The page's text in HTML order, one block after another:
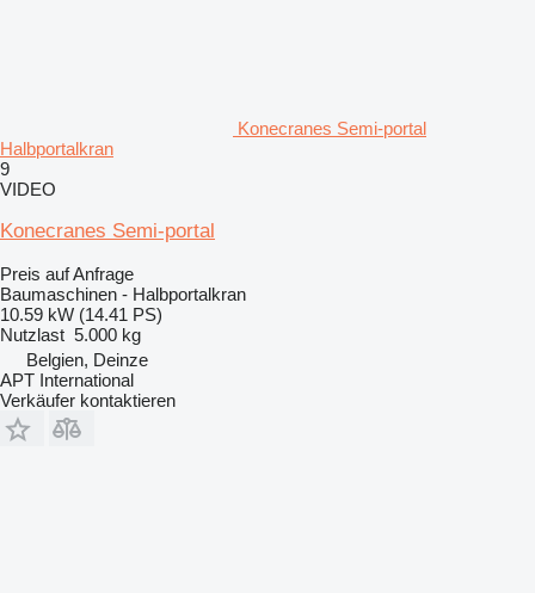
Konecranes Semi-portal
Halbportalkran
9
VIDEO
Konecranes Semi-portal
Preis auf Anfrage
Baumaschinen - Halbportalkran
10.59 kW (14.41 PS)
Nutzlast 5.000 kg
Belgien, Deinze
APT International
Verkäufer kontaktieren